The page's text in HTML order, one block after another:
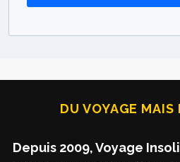
DU VOYAGE
Depuis 2009, Voyage